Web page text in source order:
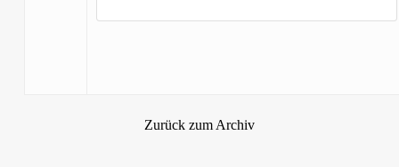
Zurück zum Archiv